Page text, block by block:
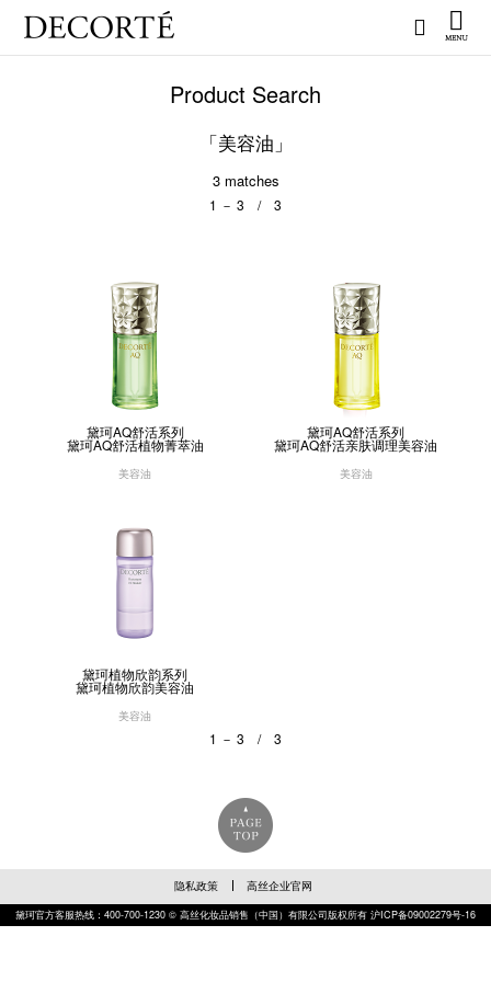
Product Search
「美容油」
3matches
1 － 3 / 3
黛珂AQ舒活系列
黛珂AQ舒活植物菁萃油
美容油
黛珂AQ舒活系列
黛珂AQ舒活亲肤调理美容油
美容油
黛珂植物欣韵系列
黛珂植物欣韵美容油
美容油
1 － 3 / 3
隐私政策 高丝企业官网
黛珂官方客服热线：400-700-1230 © 高丝化妆品销售（中国）有限公司版权所有 沪ICP备09002279号-16